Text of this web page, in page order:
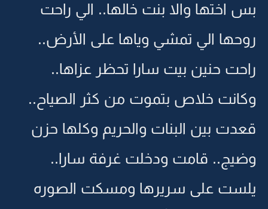
بس اختها والا بنت خالها.. الي راحت
روحها الي تمشي وياها على الأرض..
راحت حنين بيت سارا تحظر عزاها..
وكانت خلاص بتموت من كثر الصياح..
قعدت بين البنات والحريم وكلها حزن
وضيج.. قامت ودخلت غرفة سارا..
يلست على سريرها ومسكت الصوره